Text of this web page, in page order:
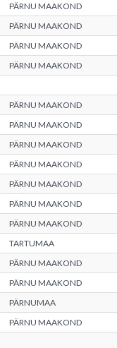
PÄRNU MAAKOND
PÄRNU MAAKOND
PÄRNU MAAKOND
PÄRNU MAAKOND
PÄRNU MAAKOND
PÄRNU MAAKOND
PÄRNU MAAKOND
PÄRNU MAAKOND
PÄRNU MAAKOND
PÄRNU MAAKOND
PÄRNU MAAKOND
TARTUMAA
PÄRNU MAAKOND
PÄRNU MAAKOND
PÄRNUMAA
PÄRNU MAAKOND